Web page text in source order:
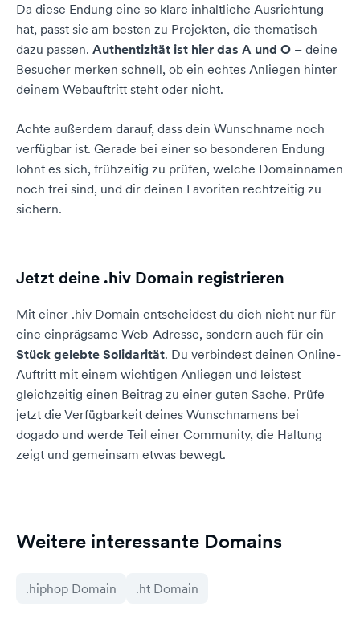
Da diese Endung eine so klare inhaltliche Ausrichtung
hat, passt sie am besten zu Projekten, die thematisch
dazu passen. Authentizität ist hier das A und O – deine
Besucher merken schnell, ob ein echtes Anliegen hinter
deinem Webauftritt steht oder nicht.
Achte außerdem darauf, dass dein Wunschname noch
verfügbar ist. Gerade bei einer so besonderen Endung
lohnt es sich, frühzeitig zu prüfen, welche Domainnamen
noch frei sind, und dir deinen Favoriten rechtzeitig zu
sichern.
Jetzt deine .hiv Domain registrieren
Mit einer .hiv Domain entscheidest du dich nicht nur für
eine einprägsame Web-Adresse, sondern auch für ein
Stück gelebte Solidarität. Du verbindest deinen Online-
Auftritt mit einem wichtigen Anliegen und leistest
gleichzeitig einen Beitrag zu einer guten Sache. Prüfe
jetzt die Verfügbarkeit deines Wunschnamens bei
dogado und werde Teil einer Community, die Haltung
zeigt und gemeinsam etwas bewegt.
Weitere interessante Domains
.hiphop Domain .ht Domain